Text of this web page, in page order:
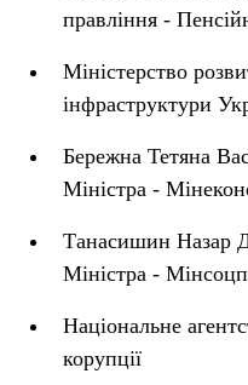
правління -
Міністерство
інфраструктури
Бережна Тетяна
Міністра -
Танасишин Назар
Міністра -
Національне
корупції